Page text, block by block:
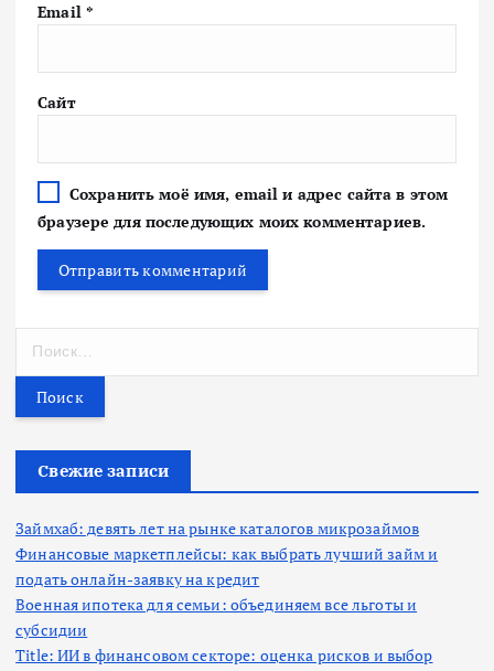
Email *
Сайт
Сохранить моё имя, email и адрес сайта в этом
браузере для последующих моих комментариев.
т
Свежие записи
Займхаб: девять лет на рынке каталогов микрозаймов
Финансовые маркетплейсы: как выбрать лучший займ и
подать онлайн-заявку на кредит
Военная ипотека для семьи: объединяем все льготы и
субсидии
Title: ИИ в финансовом секторе: оценка рисков и выбор